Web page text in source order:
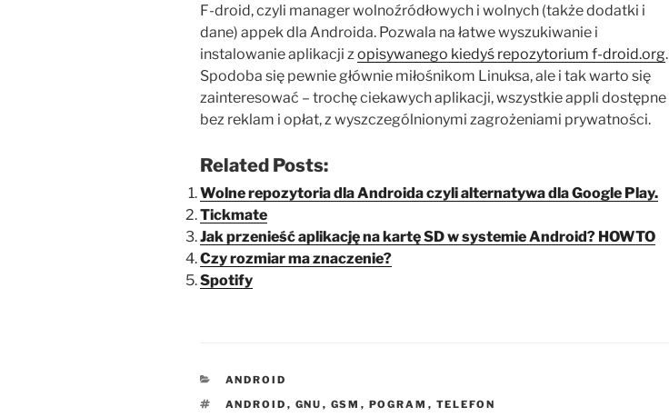
F-droid, czyli manager wolnoźródłowych i wolnych (także dodatki i
dane) appek dla Androida. Pozwala na łatwe wyszukiwanie i
instalowanie aplikacji z opisywanego kiedyś repozytorium f-droid.org.
Spodoba się pewnie głównie miłośnikom Linuksa, ale i tak warto się
zainteresować – trochę ciekawych aplikacji, wszystkie appli dostępne
bez reklam i opłat, z wyszczególnionymi zagrożeniami prywatności.
Related Posts:
Wolne repozytoria dla Androida czyli alternatywa dla Google Play.
Tickmate
Jak przenieść aplikację na kartę SD w systemie Android? HOWTO
Czy rozmiar ma znaczenie?
Spotify
KATEGORIE
ANDROID
TAGI
ANDROID , GNU , GSM , POGRAM , TELEFON